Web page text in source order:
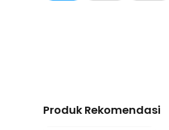
Produk Rekomendasi